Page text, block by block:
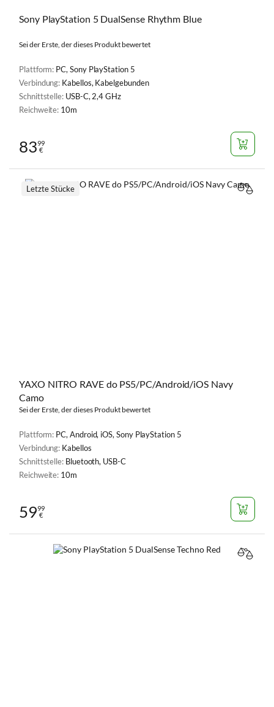
Sony PlayStation 5 DualSense Rhythm Blue
Sei der Erste, der dieses Produkt bewertet
Plattform: PC, Sony PlayStation 5
Verbindung: Kabellos, Kabelgebunden
Schnittstelle: USB-C, 2,4 GHz
Reichweite: 10m
8399
€
YAXO NITRO RAVE do PS5/PC/Android/iOS Navy
Camo
Sei der Erste, der dieses Produkt bewertet
Plattform: PC, Android, iOS, Sony PlayStation 5
Verbindung: Kabellos
Schnittstelle: Bluetooth, USB-C
Reichweite: 10m
Letzte Stücke
5999
€